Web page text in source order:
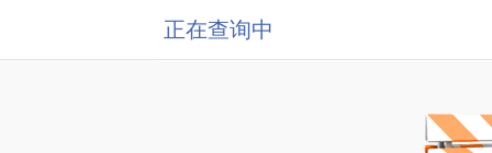
正在查询中